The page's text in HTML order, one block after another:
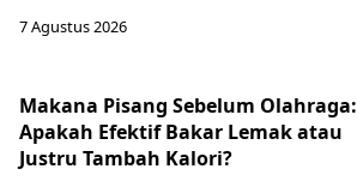
7 Agustus 2026
Makana Pisang Sebelum Olahraga:
Apakah Efektif Bakar Lemak atau
Justru Tambah Kalori?